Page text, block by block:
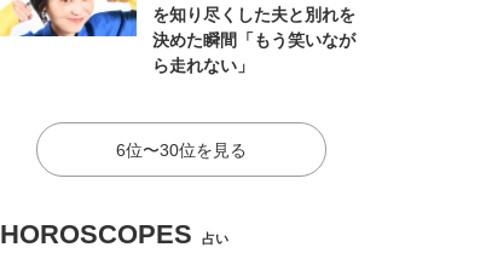
を知り尽くした夫と別れを
決めた瞬間「もう笑いなが
ら走れない」
6位〜30位を見る
HOROSCOPES 占い